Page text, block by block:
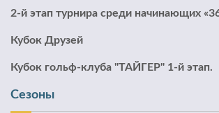
2-й этап турнира среди начинающих
Кубок Друзей
Кубок гольф-клуба "ТАЙГЕР" 1-й этап.
Сезоны